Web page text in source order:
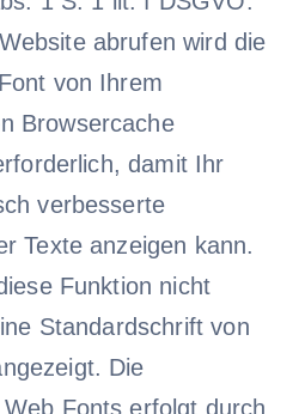
abrufen wird die
von Ihrem
Browsercache
damit Ihr
verbesserte
Texte anzeigen kann.
Funktion nicht
Standardschrift von
Die
Fonts erfolgt durch